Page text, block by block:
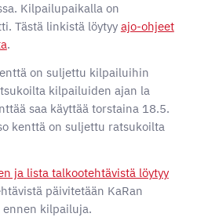
Kilpailupaikalla on
Tästä linkistä löytyy ajo-ohjeet
.
on suljettu kilpailuihin
kilpailuiden ajan la
saa käyttää torstaina 18.5.
kenttä on suljettu ratsukoilta
ja lista talkootehtävistä löytyy
päivitetään KaRan
kilpailuja.